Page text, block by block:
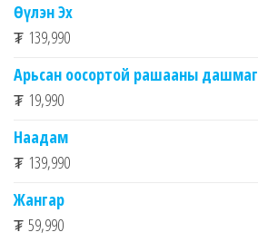
Өүлэн Эх
₮ 139,990
Арьсан оосортой рашааны дашмаг
₮ 19,990
Наадам
₮ 139,990
Жангар
₮ 59,990